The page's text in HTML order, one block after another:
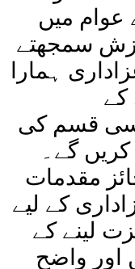
عوام میں
سمجھتے
ہمارا
کے
قسم کی
گے۔
مقدمات
کے لیے
لینے کے
اور واضح